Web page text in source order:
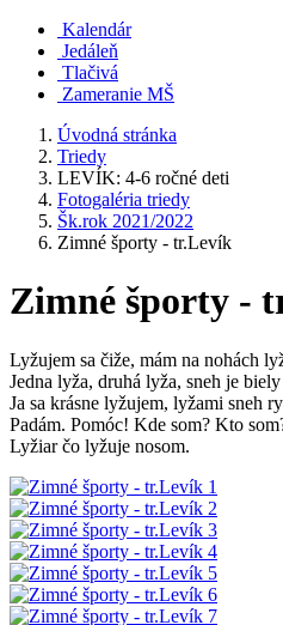
Kalendár
Jedáleň
Tlačivá
Zameranie MŠ
Úvodná stránka
Triedy
LEVÍK: 4-6 ročné deti
Fotogaléria triedy
Šk.rok 2021/2022
Zimné športy - tr.Levík
Zimné športy -
Lyžujem sa čiže, mám na nohách
Jedna lyža, druhá lyža, sneh je
Ja sa krásne lyžujem, lyžami sneh
Padám. Pomóc! Kde som? Kto
Lyžiar čo lyžuje nosom.